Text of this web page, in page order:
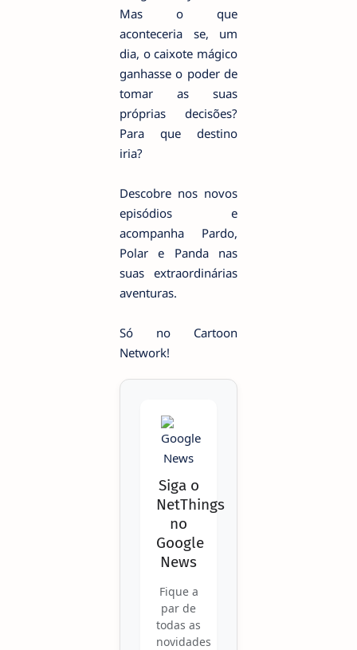
Mas o que
aconteceria se, um
dia, o caixote mágico
ganhasse o poder de
tomar as suas
próprias decisões?
Para que destino
iria?
Descobre nos novos
episódios e
acompanha Pardo,
Polar e Panda nas
suas extraordinárias
aventuras.
Só no Cartoon
Network!
Siga o
NetThings
no
Google
News
Fique a
par de
todas as
novidades